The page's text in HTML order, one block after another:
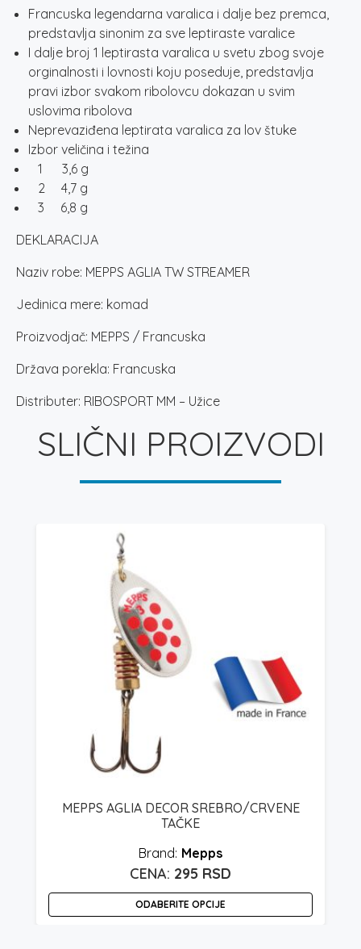
Francuska legendarna varalica i dalje bez premca,
predstavlja sinonim za sve leptiraste varalice
I dalje broj 1 leptirasta varalica u svetu zbog svoje
orginalnosti i lovnosti koju poseduje, predstavlja
pravi izbor svakom ribolovcu dokazan u svim
uslovima ribolova
Neprevaziđena leptirata varalica za lov štuke
Izbor veličina i težina
1 3,6 g
2 4,7 g
3 6,8 g
DEKLARACIJA
Naziv robe: MEPPS AGLIA TW STREAMER
Jedinica mere: komad
Proizvodjač: MEPPS / Francuska
Država porekla: Francuska
Distributer: RIBOSPORT MM – Užice
SLIČNI PROIZVODI
MEPPS AGLIA DECOR SREBRO/CRVENE
TAČKE
Mepps
295 RSD
ODABERITE OPCIJE